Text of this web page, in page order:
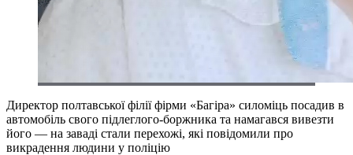
Директор полтавської філії фірми «Багіра» силоміць посадив в
автомобіль свого підлеглого-боржника та намагався вивезти
його — на заваді стали перехожі, які повідомили про
викрадення людини у поліцію